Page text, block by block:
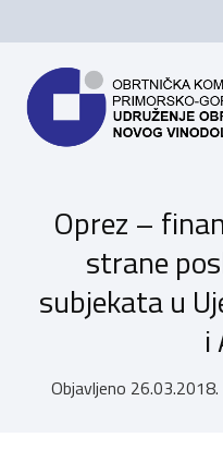
Oprez –
strane
subjekata u
i
Objavljeno 26.03.2018.